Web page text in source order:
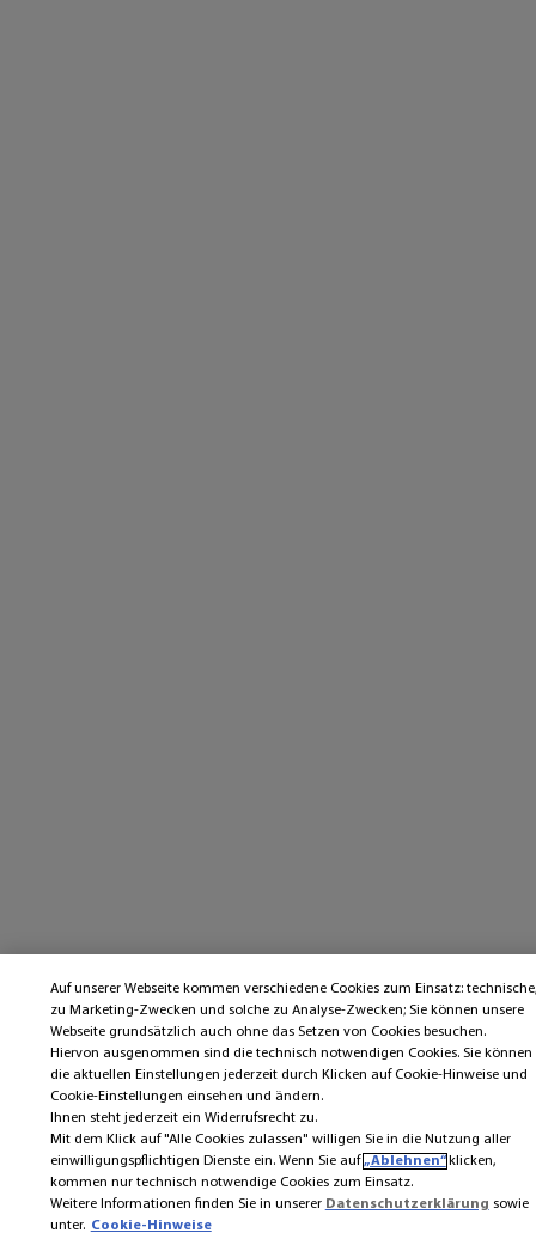
Auf unserer Webseite kommen verschiedene Cookies zum Einsatz: technische,
zu Marketing-Zwecken und solche zu Analyse-Zwecken; Sie können unsere
Webseite grundsätzlich auch ohne das Setzen von Cookies besuchen.
Hiervon ausgenommen sind die technisch notwendigen Cookies. Sie können
die aktuellen Einstellungen jederzeit durch Klicken auf Cookie-Hinweise und
Cookie-Einstellungen einsehen und ändern.
Ihnen steht jederzeit ein Widerrufsrecht zu.
Mit dem Klick auf "Alle Cookies zulassen" willigen Sie in die Nutzung aller
einwilligungspflichtigen Dienste ein. Wenn Sie auf„Ablehnen“ klicken,
kommen nur technisch notwendige Cookies zum Einsatz.
Weitere Informationen finden Sie in unserer Datenschutzerklärung sowie
unter. Cookie-Hinweise